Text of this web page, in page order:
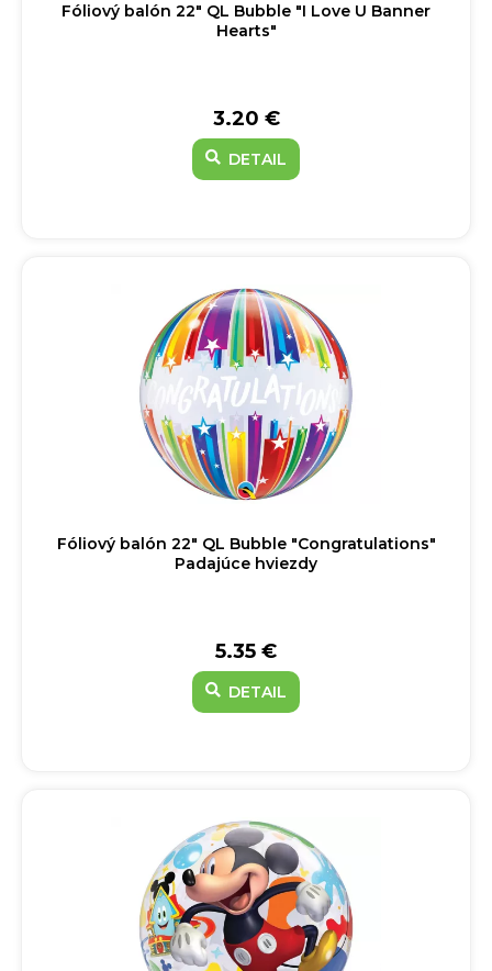
Fóliový balón 22" QL Bubble "I Love U Banner
Hearts"
3.20 €
DETAIL
Fóliový balón 22" QL Bubble "Congratulations"
Padajúce hviezdy
5.35 €
DETAIL